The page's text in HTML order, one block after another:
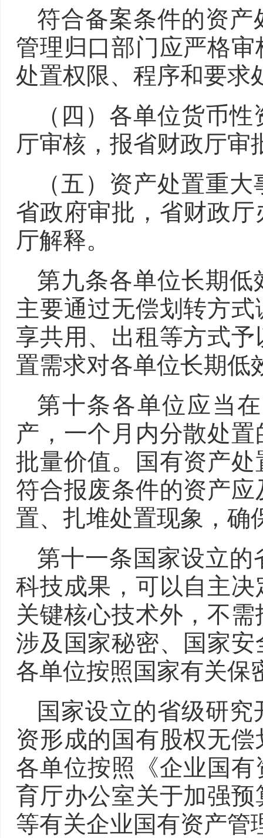
符合备案条件的资
管理归口部门应严格
处置权限、程序和要求
（四）各单位货币
厅审核，报省财政厅审
（五）资产处置重
省政府审批，省财政
厅解释。
第九条各单位长期
主要通过无偿划转方
享共用、出租等方式
置需求对各单位长期低
第十条各单位应当
产，一个月内分散处
批量价值。国有资产
符合报废条件的资产
置、扎堆处置现象，确
第十一条国家设立
科技成果，可以自主
关键核心技术外，不
涉及国家秘密、国家
各单位按照国家有关保
国家设立的省级研
资形成的国有股权无
各单位按照《企业国
育厅办公室关于加强
等有关企业国有资产管